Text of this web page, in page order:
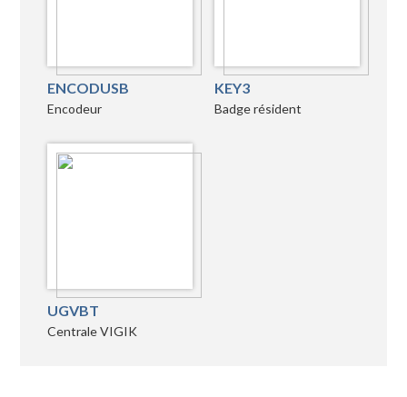
ENCODUSB
Encodeur
KEY3
Badge résident
UGVBT
Centrale VIGIK